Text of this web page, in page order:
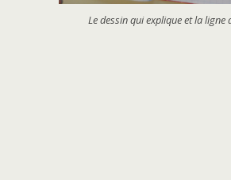
Le dessin qui explique et la ligne